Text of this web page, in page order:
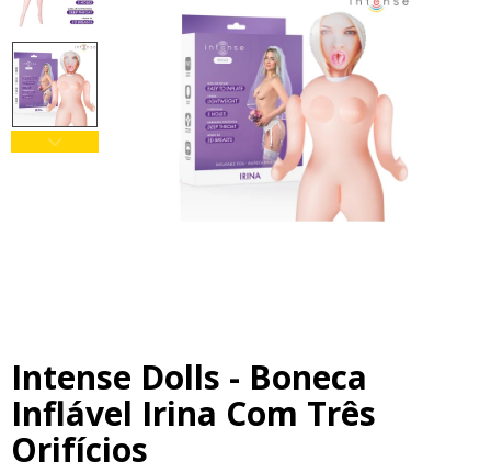
Intense Dolls - Boneca
Inflável Irina Com Três
Orifícios